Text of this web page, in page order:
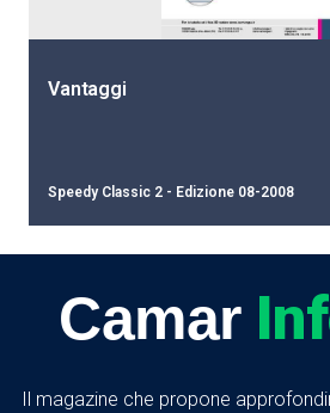
Vantaggi
Speedy Classic 2 - Edizione 08-2008
Camar
Il magazine che propone